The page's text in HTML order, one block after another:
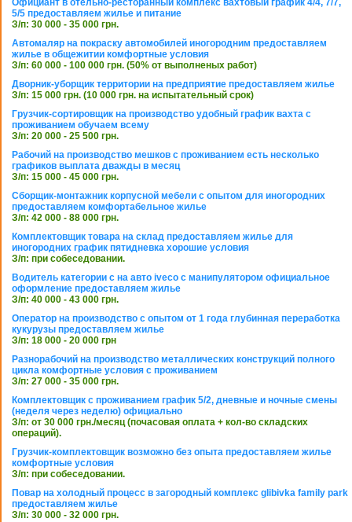
Официант в отельно-ресторанный комплекс вахтовый график 4/4, 7/7,
5/5 предоставляем жилье и питание
З/п: 30 000 - 35 000 грн.
Автомаляр на покраску автомобилей иногородним предоставляем
жилье в общежитии комфортные условия
З/п: 60 000 - 100 000 грн. (50% от выполненых работ)
Дворник-уборщик территории на предприятие предоставляем жилье
З/п: 15 000 грн. (10 000 грн. на испытательный срок)
Грузчик-сортировщик на производство удобный график вахта с
проживанием обучаем всему
З/п: 20 000 - 25 500 грн.
Рабочий на производство мешков с проживанием есть несколько
графиков выплата дважды в месяц
З/п: 15 000 - 45 000 грн.
Сборщик-монтажник корпусной мебели с опытом для иногородних
предоставляем комфортабельное жилье
З/п: 42 000 - 88 000 грн.
Комплектовщик товара на склад предоставляем жилье для
иногородних график пятидневка хорошие условия
З/п: при собеседовании.
Водитель категории с на авто iveco с манипулятором официальное
оформление предоставляем жилье
З/п: 40 000 - 43 000 грн.
Оператор на производство с опытом от 1 года глубинная переработка
кукурузы предоставляем жилье
З/п: 18 000 - 20 000 грн
Разнорабочий на производство металлических конструкций полного
цикла комфортные условия с проживанием
З/п: 27 000 - 35 000 грн.
Комплектовщик с проживанием график 5/2, дневные и ночные смены
(неделя через неделю) официально
З/п: от 30 000 грн./месяц (почасовая оплата + кол-во складских
операций).
Грузчик-комплектовщик возможно без опыта предоставляем жилье
комфортные условия
З/п: при собеседовании.
Повар на холодный процесс в загородный комплекс glibivka family park
предоставляем жилье
З/п: 30 000 - 32 000 грн.